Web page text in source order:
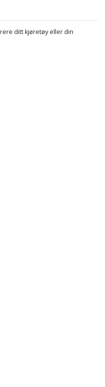
ditt kjøretøy eller din